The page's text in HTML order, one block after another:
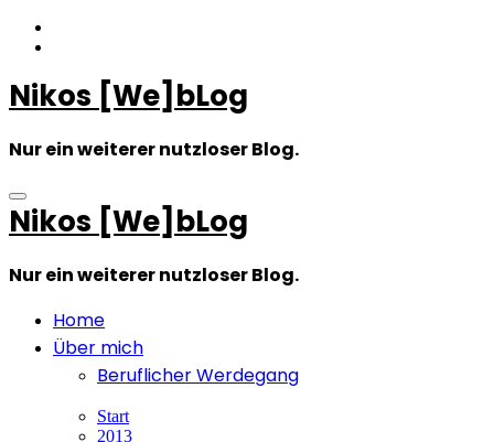
Zum
Inhalt
Nikos [We]bLog
Nur ein weiterer nutzloser Blog.
Nikos [We]bLog
Nur ein weiterer nutzloser Blog.
Home
Über mich
Beruflicher Werdegang
Start
2013